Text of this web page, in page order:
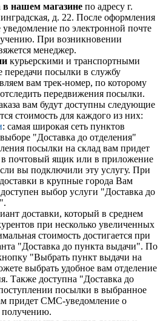
в нашем магазине по адресу г.
д. 22. После оформления
уведомление по электронной почте
При возникновении
менеджер.
курьерскими и транспортными
посылки в службу
вам трек-номер, по которому
передвижения посылки.
вам будут доступны следующие
стоимость для каждого из них:
: самая широкая сеть пунктов
"Доставка до отделения"
посылки на склад вам придет
в почтовый ящик или в приложение
вы подключили эту услугу. При
в крупные города Вам
выбор услуги "Доставка до
доставки, который в среднем
при несколько увеличенных
стоимость достигается при
"Доставка до пункта выдачи". По
"Выбрать пункт выдачи на
выбрать удобное вам отделение
Также доступна "Доставка до
посылки в выбранное
придет СМС-уведомление о
получению.